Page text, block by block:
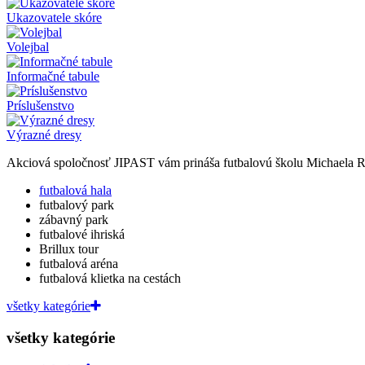
Ukazovatele skóre
Volejbal
Informačné tabule
Príslušenstvo
Výrazné dresy
Akciová spoločnosť JIPAST vám prináša futbalovú školu Michaela
futbalová hala
futbalový park
zábavný park
futbalové ihriská
Brillux tour
futbalová aréna
futbalová klietka na cestách
všetky kategórie
všetky kategórie